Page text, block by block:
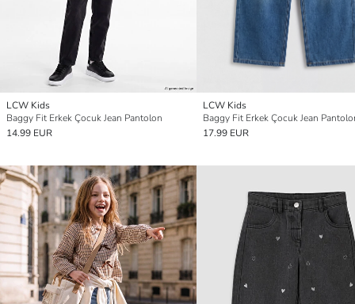
LCW Kids
Baggy Fit Erkek Çocuk Jean Pantolon
14.99 EUR
LCW Kids
Baggy Fit Erkek Çocuk Jean
17.99 EUR